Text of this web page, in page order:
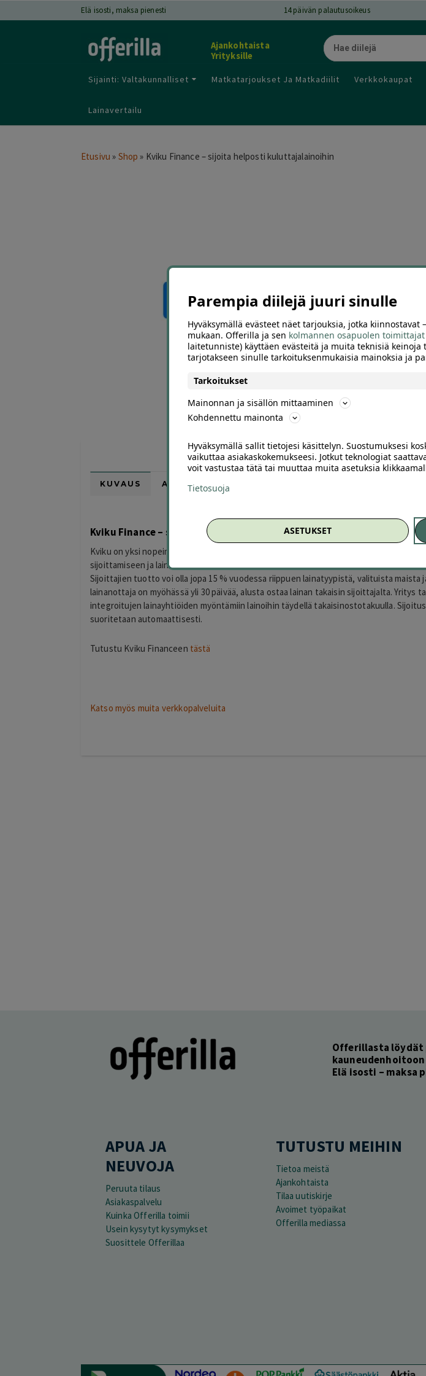
Elä isosti, maksa pienesti 14päivän palautusoikeus
Ajankohtaista
Yrityksille
Sijainti: Valtakunnalliset Matkatarjoukset Ja Matkadiilit Verkkokaupat
Lainavertailu
Etusivu » Shop » Kviku Finance – sijoita helposti kuluttajalainoihin
KUVAUS ARVIOT (0)
Kviku Finance – sijoita helposti kuluttajalainoihin
Kviku on yksi nopeimmin kasvavista Fintech-luottoryhmistä maailmanlaajuisesti. Yritys
sijoittamiseen ja lainantarjontaan Venäjällä, Kazakstanissa, Espanjassa, Puolassa ja
Sijoittajien tuotto voi olla jopa 15 % vuodessa riippuen lainatyypistä, valituista maista
lainanottaja on myöhässä yli 30 päivää, alusta ostaa lainan takaisin sijoittajalta. Yritys
integroitujen lainayhtiöiden myöntämiin lainoihin täydellä takaisinostotakuulla.
suoritetaan automaattisesti.
Tutustu Kviku Financeen tästä
Katso myös muita verkkopalveluita
Offerillasta
Elä isosti – maksa
APUA JA
NEUVOJA
Peruuta tilaus
Asiakaspalvelu
Kuinka Offerilla toimii
Usein kysytyt kysymykset
Suosittele Offerillaa
TUTUSTU MEIHIN
Tietoa meistä
Ajankohtaista
Tilaa uutiskirje
Avoimet työpaikat
Offerilla mediassa
Parempia diilejä juuri sinulle
Hyväksymällä evästeet näet tarjouksia, jotka
mukaan. Offerilla ja sen kolmannen osapuolen toimittajat
laitetunniste) käyttäen evästeitä ja muita teknisiä
tarjotakseen sinulle tarkoituksenmukaisia mainoksia ja
Tarkoitukset
Mainonnan ja sisällön mittaaminen
Kohdennettu mainonta
Hyväksymällä sallit tietojesi käsittelyn. Suostumuksesi
vaikuttaa asiakaskokemukseesi. Jotkut teknologiat
voit vastustaa tätä tai muuttaa muita asetuksia
Tietosuoja
ASETUKSET